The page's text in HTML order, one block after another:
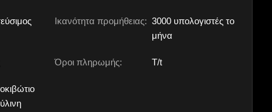
Ικανότητα προμήθειας: 3000 υπολογιστές το
μήνα
Όροι πληρωμής: T/t